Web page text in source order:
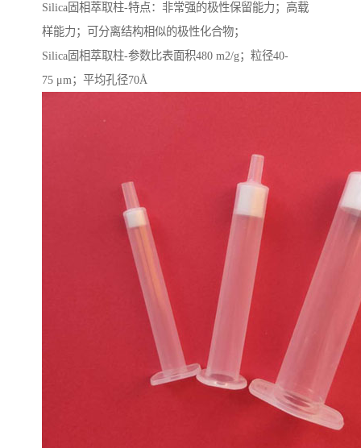
Silica固相萃取柱-特点：非常强的极性保留能力；高载
样能力；可分离结构相似的极性化合物；
Silica固相萃取柱-参数比表面积480 m2/g；粒径40-
75 μm；平均孔径70Å